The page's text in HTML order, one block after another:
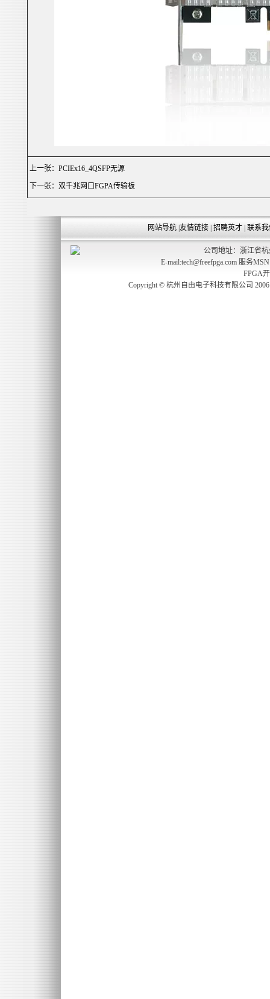
上一张： PCIEx16_4QSFP无源
下一张： 双千兆网口FGPA传输板
网站导航 友情链接 招聘英才 联系
公司地址：浙江省
E-mail:tech@freefpga.com 服务
FPGA
Copyright © 杭州自由电子科技有限公司 2006